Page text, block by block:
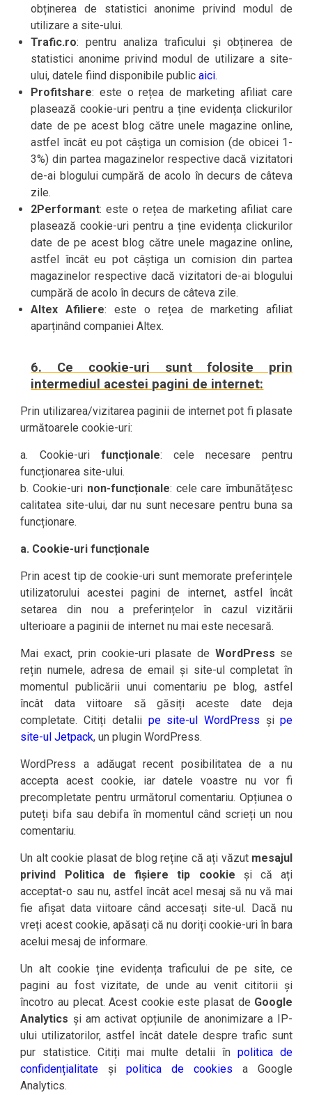
obținerea de statistici anonime privind modul de
utilizare a site-ului.
Trafic.ro: pentru analiza traficului și obținerea de
statistici anonime privind modul de utilizare a site-
ului, datele fiind disponibile publicaici.
Profitshare: este o rețea de marketing afiliat care
plasează cookie-uri pentru a ține evidența clickurilor
date de pe acest blog către unele magazine online,
astfel încât eu pot câștiga un comision (de obicei 1-
3%) din partea magazinelor respective dacă vizitatori
de-ai blogului cumpără de acolo în decurs de câteva
zile.
2Performant: este o rețea de marketing afiliat care
plasează cookie-uri pentru a ține evidența clickurilor
date de pe acest blog către unele magazine online,
astfel încât eu pot câștiga un comision din partea
magazinelor respective dacă vizitatori de-ai blogului
cumpără de acolo în decurs de câteva zile.
Altex Afiliere: este o rețea de marketing afiliat
aparținând companiei Altex.
6. Ce cookie-uri sunt folosite prin
intermediul acestei pagini de internet:
Prin utilizarea/vizitarea paginii de internet pot fi plasate
următoarele cookie-uri:
a. Cookie-uri funcționale: cele necesare pentru
funcționarea site-ului.
b. Cookie-uri non-funcționale: cele care îmbunătățesc
calitatea site-ului, dar nu sunt necesare pentru buna sa
funcționare.
a. Cookie-uri funcționale
Prin acest tip de cookie-uri sunt memorate preferințele
utilizatorului acestei pagini de internet, astfel încât
setarea din nou a preferințelor în cazul vizitării
ulterioare a paginii de internet nu mai este necesară.
Mai exact, prin cookie-uri plasate de WordPress se
rețin numele, adresa de email și site-ul completat în
momentul publicării unui comentariu pe blog, astfel
încât data viitoare să găsiți aceste date deja
completate. Citiți detalii pe site-ul WordPress șipe
site-ul Jetpack, un plugin WordPress.
WordPress a adăugat recent posibilitatea de a nu
accepta acest cookie, iar datele voastre nu vor fi
precompletate pentru următorul comentariu. Opțiunea o
puteți bifa sau debifa în momentul când scrieți un nou
comentariu.
Un alt cookie plasat de blog reține că ați văzut mesajul
privind Politica de fișiere tip cookie și că ați
acceptat-o sau nu, astfel încât acel mesaj să nu vă mai
fie afișat data viitoare când accesați site-ul. Dacă nu
vreți acest cookie, apăsați că nu doriți cookie-uri în bara
acelui mesaj de informare.
Un alt cookie ține evidența traficului de pe site, ce
pagini au fost vizitate, de unde au venit cititorii și
încotro au plecat. Acest cookie este plasat de Google
Analytics și am activat opțiunile de anonimizare a IP-
ului utilizatorilor, astfel încât datele despre trafic sunt
pur statistice. Citiți mai multe detalii înpolitica de
confidențialitate șipolitica de cookies a Google
Analytics.